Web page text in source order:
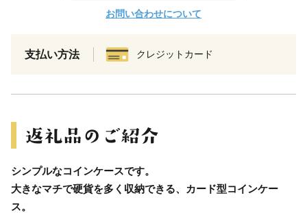
お問い合わせについて
支払い方法 クレジットカード
シンプルなコインケースです。
大きなマチで硬貨を多く収納できる、カード型コインケー
ス。